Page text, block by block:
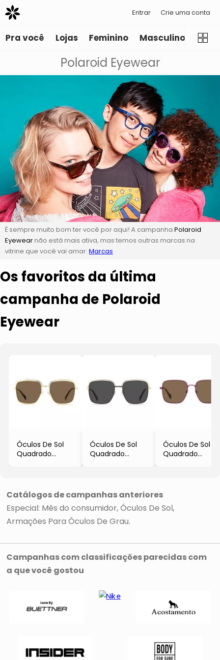
Entrar Crie uma conta
Pra você Lojas Feminino Masculino
Polaroid Eyewear
É sempre muito bom ter você por aqui! A campanha Polaroid
Eyewearnão está mais ativa, mas temos outras marcas na
vitrine que você vai amar: Marcas
Os favoritos da última
campanha de Polaroid
Eyewear
Óculos De Sol
Quadrado
Óculos De Sol
Quadrado
Óculos De Sol
Quadrado
Catálogos de campanhas anteriores
Especial: Mês do consumidor Óculos De Sol
Armações Para Óculos De Grau
Campanhas com classificações parecidas com
a que você gostou